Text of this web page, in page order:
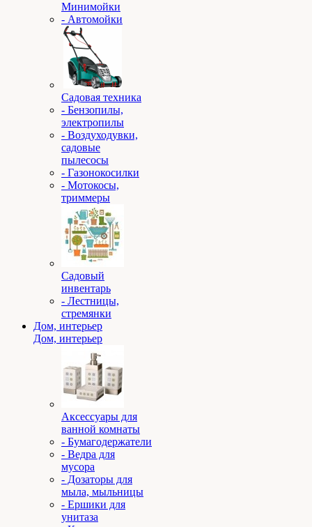
Минимойки
- Автомойки
Садовая техника
- Бензопилы,
электропилы
- Воздуходувки,
садовые
пылесосы
- Газонокосилки
- Мотокосы,
триммеры
Садовый
инвентарь
- Лестницы,
стремянки
Дом, интерьер
Дом, интерьер
Аксессуары для
ванной комнаты
- Бумагодержатели
- Ведра для
мусора
- Дозаторы для
мыла, мыльницы
- Ершики для
унитаза